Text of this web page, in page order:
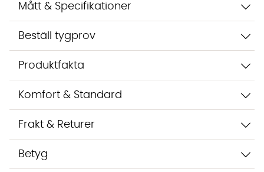
Mått & Specifikationer
Beställ tygprov
Produktfakta
Komfort & Standard
Frakt & Returer
Betyg